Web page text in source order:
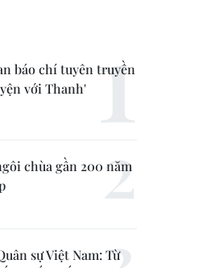
báo chí tuyên truyền
với Thanh'
chùa gần 200 năm
sự Việt Nam: Từ